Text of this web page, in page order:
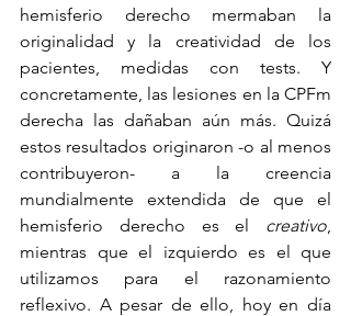
hemisferio derecho mermaban la
originalidad y la creatividad de los
pacientes, medidas con tests. Y
concretamente, las lesiones en la CPFm
derecha las dañaban aún más. Quizá
estos resultados originaron -o al menos
contribuyeron- a la creencia
mundialmente extendida de que el
hemisferio derecho es el creativo,
mientras que el izquierdo es el que
utilizamos para el razonamiento
reflexivo. A pesar de ello, hoy en día